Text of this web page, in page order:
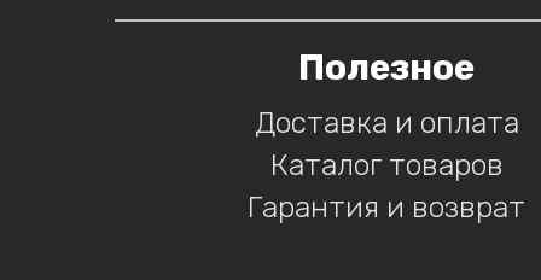
Полезное
Доставка и оплата
Каталог товаров
Гарантия и возврат